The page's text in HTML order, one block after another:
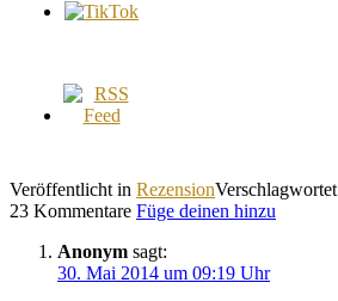
Veröffentlicht in RezensionVerschlagwortet
23 Kommentare Füge deinen hinzu
Anonym sagt:
30. Mai 2014 um 09:19 Uhr